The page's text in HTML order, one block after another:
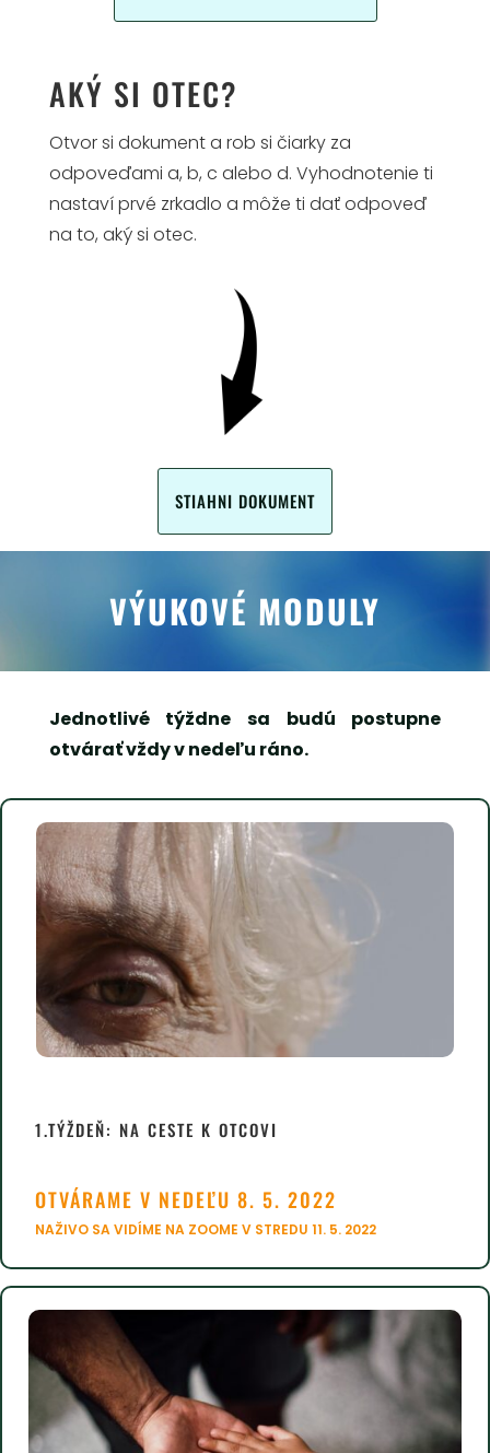
AKÝ SI OTEC?
Otvor si dokument a rob si čiarky za
odpoveďami a, b, c alebo d. Vyhodnotenie ti
nastaví prvé zrkadlo a môže ti dať odpoveď
na to, aký si otec.
STIAHNI DOKUMENT
VÝUKOVÉ MODULY
Jednotlivé týždne sa budú postupne
otvárať vždy v nedeľu ráno.
1.TÝŽDEŇ: NA CESTE K OTCOVI
OTVÁRAME V NEDEĽU 8. 5. 2022
NAŽIVO SA VIDÍME NA ZOOME V STREDU 11. 5. 2022